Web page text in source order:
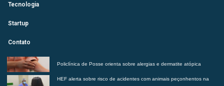
Tecnologia
Startup
Contato
Policlínica de Posse orienta sobre alergias e dermatite atópica
HEF alerta sobre risco de acidentes com animais peçonhentos na